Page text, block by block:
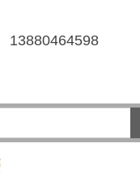
13880464598